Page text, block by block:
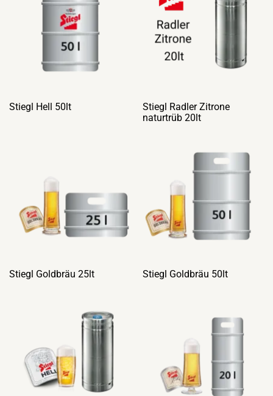
Stiegl Hell 50lt
Stiegl Radler Zitrone
naturtrüb 20lt
Stiegl Goldbräu 25lt Stiegl Goldbräu 50lt